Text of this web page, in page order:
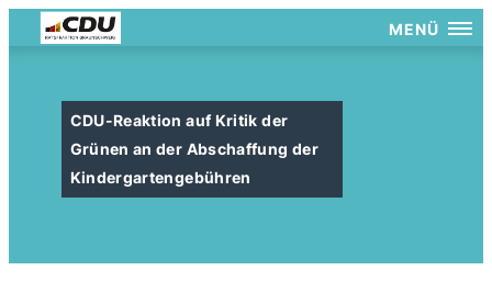
MENÜ
CDU-Reaktion auf Kritik der
Grünen an der Abschaffung der
Kindergartengebühren